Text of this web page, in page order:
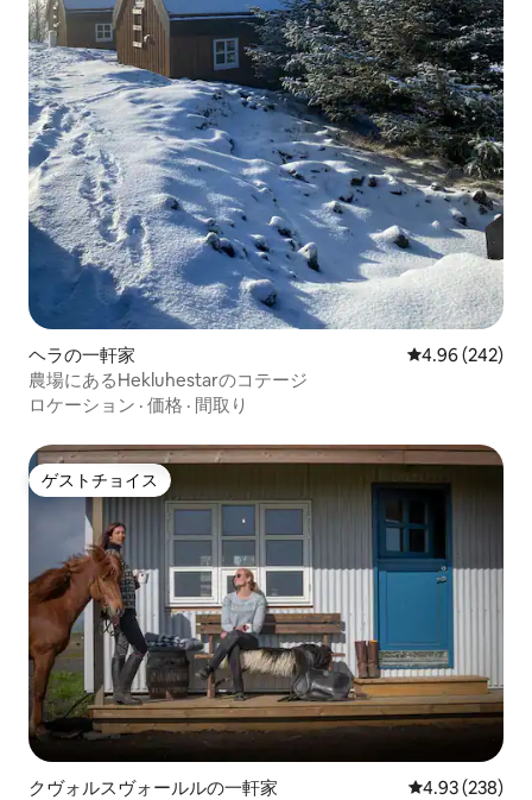
ヘラの一軒家 レビュー242
4.96 (242)
農場にあるHekluhestarのコテージ
ロケーション · 価格 · 間取り
ゲストチョイス
ゲストチョイス
クヴォルスヴォールルの一軒家 レビュー238
4.93 (238)